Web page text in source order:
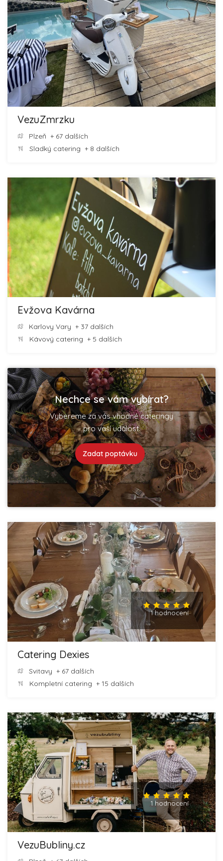
VezuZmrzku
Plzeň + 67 dalších
Sladký catering + 8 dalších
Evžova Kavárna
Karlovy Vary + 37 dalších
Kávový catering + 5 dalších
Nechce se vám vybírat?
Vybereme za vás vhodné cateringy
pro vaší událost.
Zadat poptávku
1 hodnocení
Catering Dexies
Svitavy + 67 dalších
Kompletní catering + 15 dalších
1 hodnocení
VezuBubliny.cz